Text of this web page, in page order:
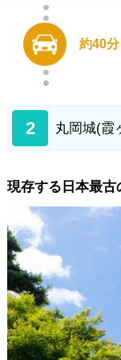
約40分
2 丸岡城(霞
現存する日本最古